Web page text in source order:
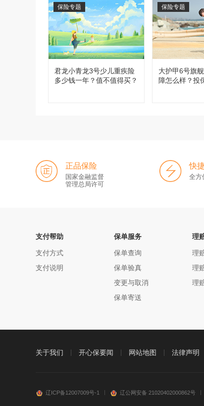
君龙小青龙3号少儿重疾险
多少钱一年？值不值得买？
保险专题
大护甲6号旗
障怎么样？投
保险专题
正品保险
国家金融监督
管理总局许可
快
全方
支付帮助
支付方式
支付说明
保单服务
保单查询
保单验真
变更与取消
保单寄送
理
理
理
理
关于我们 开心保要闻 网站地图 法律声明
辽ICP备12007009号-1 辽公网安备 21020402000862号